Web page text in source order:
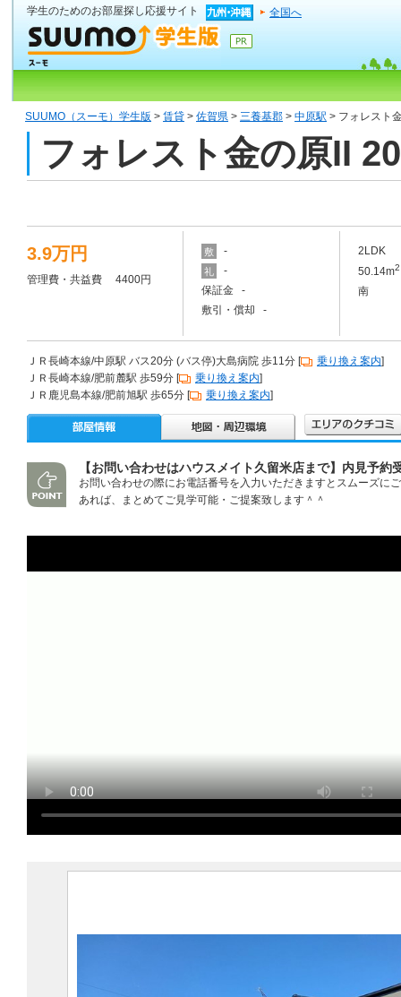
学生のためのお部屋探し応援サイト 全国へ
SUUMO（スーモ）学生版 > 賃貸 > 佐賀県 > 三養基郡 > 中原駅 > フォレスト
フォレスト金の原II
3.9万円
管理費・共益費 4400円
敷 -
礼
-
保証金 -
敷引・償却 -
2LDK
50.14m2
南
ＪＲ長崎本線/中原駅 バス20分 (バス停)大島病院 歩11分 [ 乗り換え案内]
ＪＲ長崎本線/肥前麓駅 歩59分 [
乗り換え案内]
ＪＲ鹿児島本線/肥前旭駅 歩65分 [
乗り換え案内]
【お問い合わせはハウスメイト久留米店まで】内見予約
お問い合わせの際にお電話番号を入力いただきますとスムーズ
あれば、まとめてご見学可能・ご提案致します＾＾